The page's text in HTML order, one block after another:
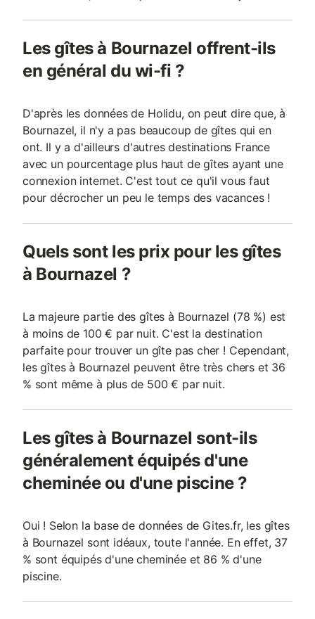
Les gîtes à Bournazel offrent-ils
en général du wi-fi ?
D'après les données de Holidu, on peut dire que, à
Bournazel, il n'y a pas beaucoup de gîtes qui en
ont. Il y a d'ailleurs d'autres destinations France
avec un pourcentage plus haut de gîtes ayant une
connexion internet. C'est tout ce qu'il vous faut
pour décrocher un peu le temps des vacances !
Quels sont les prix pour les gîtes
à Bournazel ?
La majeure partie des gîtes à Bournazel (78 %) est
à moins de 100 € par nuit. C'est la destination
parfaite pour trouver un gîte pas cher ! Cependant,
les gîtes à Bournazel peuvent être très chers et 36
% sont même à plus de 500 € par nuit.
Les gîtes à Bournazel sont-ils
généralement équipés d'une
cheminée ou d'une piscine ?
Oui ! Selon la base de données de Gites.fr, les gîtes
à Bournazel sont idéaux, toute l'année. En effet, 37
% sont équipés d'une cheminée et 86 % d'une
piscine.